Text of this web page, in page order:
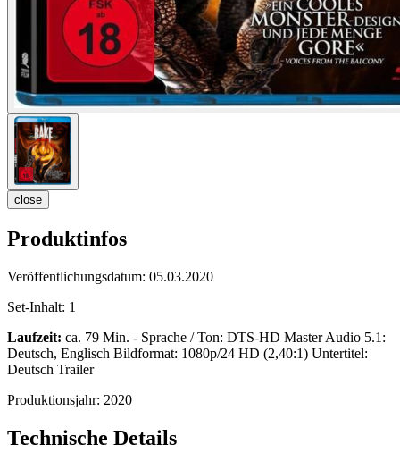
close
Produktinfos
Veröffentlichungsdatum: 05.03.2020
Set-Inhalt: 1
Laufzeit: ca. 79 Min. - Sprache / Ton: DTS-HD Master Audio 5.1:
Deutsch, Englisch Bildformat: 1080p/24 HD (2,40:1) Untertitel:
Deutsch Trailer
Produktionsjahr: 2020
Technische Details